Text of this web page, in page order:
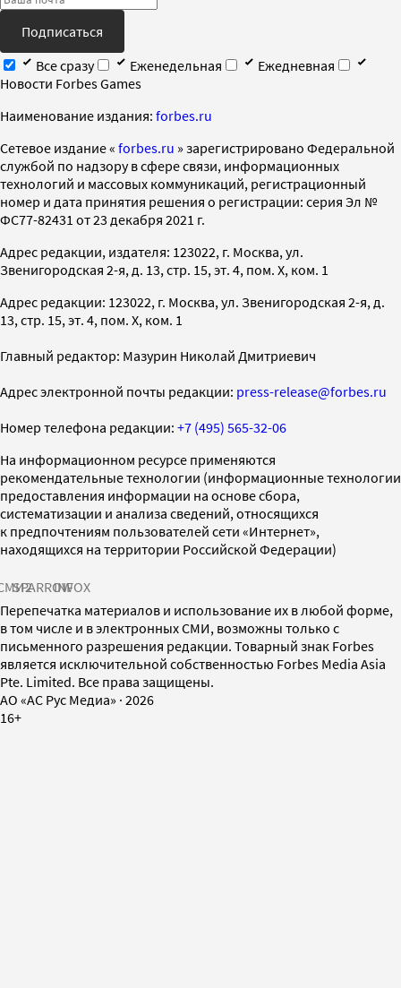
Подписаться
Все сразу
Еженедельная
Ежедневная
Новости Forbes Games
Наименование издания: forbes.ru
Cетевое издание « forbes.ru » зарегистрировано Федеральной
службой по надзору в сфере связи, информационных
технологий и массовых коммуникаций, регистрационный
номер и дата принятия решения о регистрации: серия Эл №
ФС77-82431 от 23 декабря 2021 г.
Адрес редакции, издателя: 123022, г. Москва, ул.
Звенигородская 2-я, д. 13, стр. 15, эт. 4, пом. X, ком. 1
Адрес редакции: 123022, г. Москва, ул. Звенигородская 2-я, д.
13, стр. 15, эт. 4, пом. X, ком. 1
Главный редактор: Мазурин Николай Дмитриевич
Адрес электронной почты редакции: press-release@forbes.ru
Номер телефона редакции: +7 (495) 565-32-06
На информационном ресурсе применяются
рекомендательные технологии (информационные технологии
предоставления информации на основе сбора,
систематизации и анализа сведений, относящихся
к предпочтениям пользователей сети «Интернет»,
находящихся на территории Российской Федерации)
SPARROWINFOX
Перепечатка материалов и использование их в любой форме,
в том числе и в электронных СМИ, возможны только с
письменного разрешения редакции. Товарный знак Forbes
является исключительной собственностью Forbes Media Asia
Pte. Limited. Все права защищены.
AO «АС Рус Медиа» · 2026
16+